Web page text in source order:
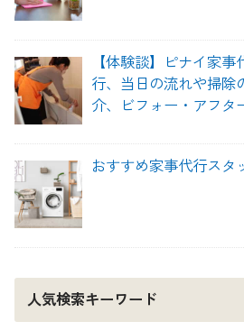
【体験談】ピナイ家
行、当日の流れや掃除
介、ビフォー・アフタ
おすすめ家事代行スタ
人気検索キーワード